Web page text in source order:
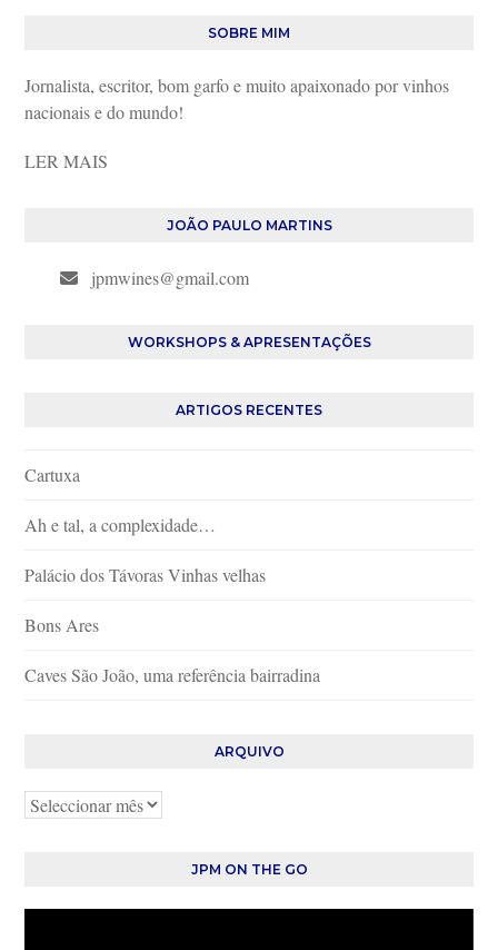
SOBRE MIM
Jornalista, escritor, bom garfo e muito apaixonado por vinhos
nacionais e do mundo!
LER MAIS
JOÃO PAULO MARTINS
jpmwines@gmail.com
WORKSHOPS & APRESENTAÇÕES
ARTIGOS RECENTES
Cartuxa
Ah e tal, a complexidade…
Palácio dos Távoras Vinhas velhas
Bons Ares
Caves São João, uma referência bairradina
ARQUIVO
Arquivo
JPM ON THE GO